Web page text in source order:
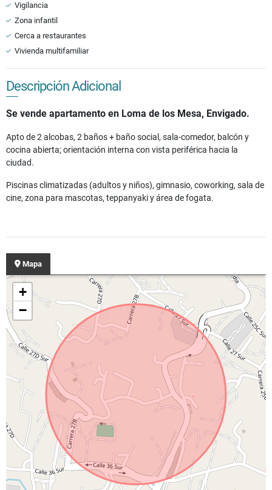
Vigilancia
Zona infantil
Cerca a restaurantes
Vivienda multifamiliar
Descripción Adicional
Se vende apartamento en Loma de los Mesa, Envigado.
Apto de 2 alcobas, 2 baños + baño social, sala-comedor, balcón y
cocina abierta; orientación interna con vista periférica hacia la
ciudad.
Piscinas climatizadas (adultos y niños), gimnasio, coworking, sala de
cine, zona para mascotas, teppanyaki y área de fogata.
Mapa
+
−